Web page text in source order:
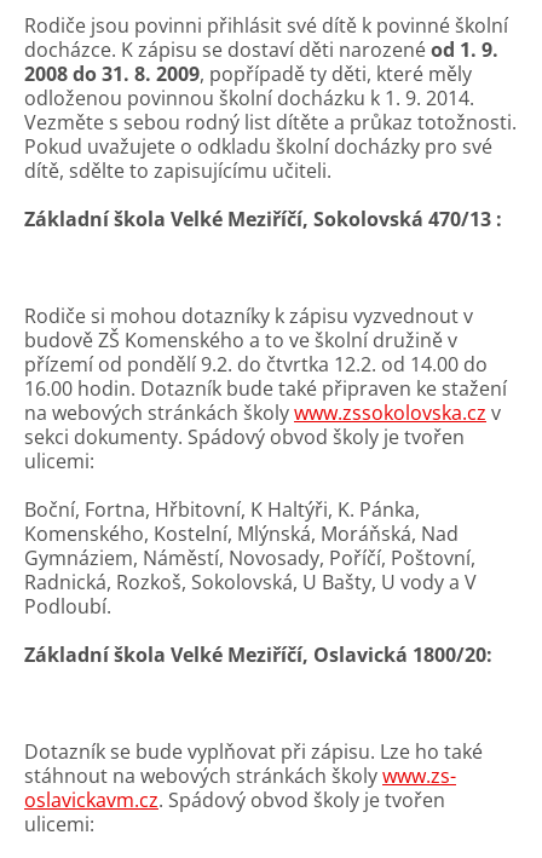
Rodiče jsou povinni přihlásit své dítě k povinné školní
docházce. K zápisu se dostaví děti narozenéod 1. 9.
2008 do 31. 8. 2009, popřípadě ty děti, které měly
odloženou povinnou školní docházku k 1. 9. 2014.
Vezměte s sebou rodný list dítěte a průkaz totožnosti.
Pokud uvažujete o odkladu školní docházky pro své
dítě, sdělte to zapisujícímu učiteli.
Základní škola Velké Meziříčí, Sokolovská 470/13 :
Rodiče si mohou dotazníky k zápisu vyzvednout v
budově ZŠ Komenského a to ve školní družině v
přízemí od pondělí 9.2. do čtvrtka 12.2. od 14.00 do
16.00 hodin. Dotazník bude také připraven ke stažení
na webových stránkách školywww.zssokolovska.cz v
sekci dokumenty. Spádový obvod školy je tvořen
ulicemi:
Boční, Fortna, Hřbitovní, K Haltýři, K. Pánka,
Komenského, Kostelní, Mlýnská, Moráňská, Nad
Gymnáziem, Náměstí, Novosady, Poříčí, Poštovní,
Radnická, Rozkoš, Sokolovská, U Bašty, U vody a V
Podloubí.
Základní škola Velké Meziříčí, Oslavická 1800/20:
Dotazník se bude vyplňovat při zápisu. Lze ho také
stáhnout na webových stránkách školywww.zs-
oslavickavm.cz. Spádový obvod školy je tvořen
ulicemi: